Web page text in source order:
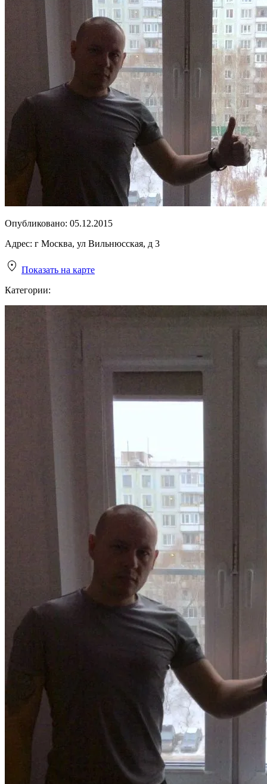
Опубликовано: 05.12.2015
Адрес: г Москва, ул Вильнюсская, д 3
Показать на карте
Категории: